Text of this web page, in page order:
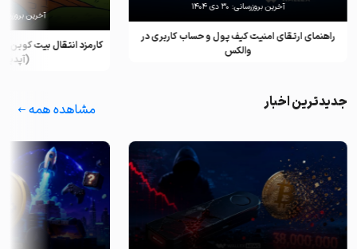
راهنمای ارتقای امنیت کیف پول و حساب کاربری در
والکس
آخرین بروزرسانی: ۳۰ دی ۱۴۰۴
کارمزد انتقال بیت کوین
(آپدیت
آخرین
جدیدترین اخبار مشاهده همه